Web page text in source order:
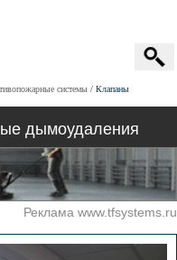
системы
Клапаны
дымоудаления
Реклама www.tfsystems.ru